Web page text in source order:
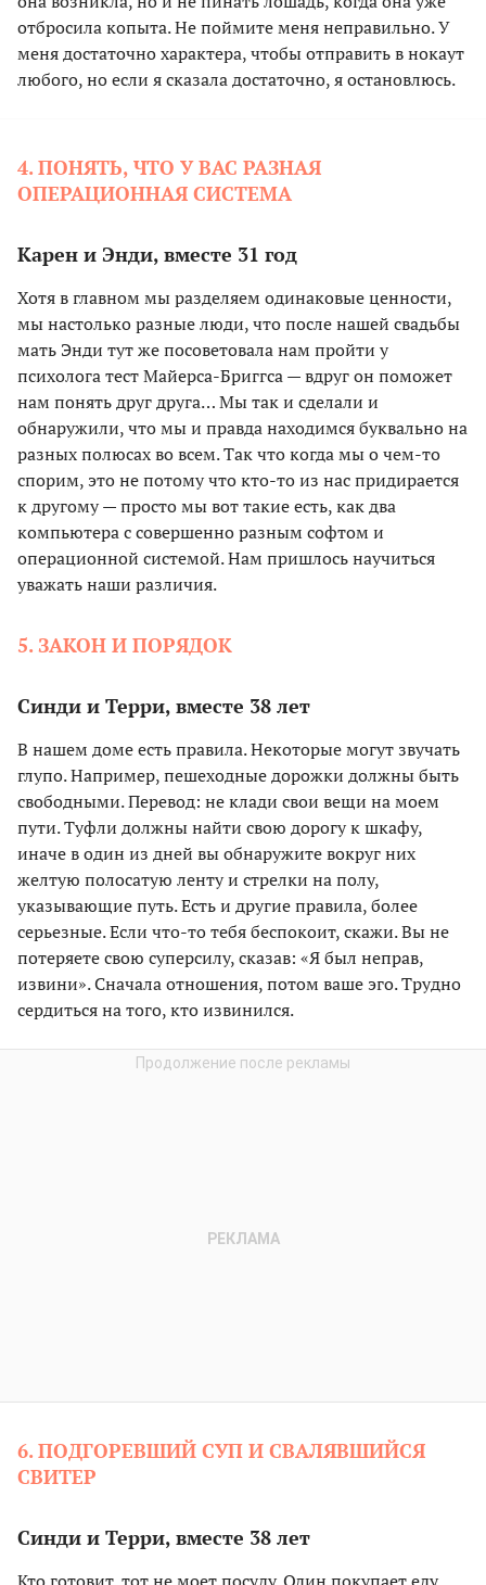
отбросила копыта. Не поймите меня неправильно. У
меня достаточно характера, чтобы отправить в нокаут
любого, но если я сказала достаточно, я остановлюсь.
4. ПОНЯТЬ, ЧТО У ВАС РАЗНАЯ
ОПЕРАЦИОННАЯ СИСТЕМА
Карен и Энди, вместе 31 год
Хотя в главном мы разделяем одинаковые ценности,
мы настолько разные люди, что после нашей свадьбы
мать Энди тут же посоветовала нам пройти у
психолога тест Майерса-Бриггса — вдруг он поможет
нам понять друг друга… Мы так и сделали и
обнаружили, что мы и правда находимся буквально на
разных полюсах во всем. Так что когда мы о чем-то
спорим, это не потому что кто-то из нас придирается
к другому — просто мы вот такие есть, как два
компьютера с совершенно разным софтом и
операционной системой. Нам пришлось научиться
уважать наши различия.
5. ЗАКОН И ПОРЯДОК
Синди и Терри, вместе 38 лет
В нашем доме есть правила. Некоторые могут звучать
глупо. Например, пешеходные дорожки должны быть
свободными. Перевод: не клади свои вещи на моем
пути. Туфли должны найти свою дорогу к шкафу,
иначе в один из дней вы обнаружите вокруг них
желтую полосатую ленту и стрелки на полу,
указывающие путь. Есть и другие правила, более
серьезные. Если что-то тебя беспокоит, скажи. Вы не
потеряете свою суперсилу, сказав: «Я был неправ,
извини». Сначала отношения, потом ваше эго. Трудно
сердиться на того, кто извинился.
6. ПОДГОРЕВШИЙ СУП И СВАЛЯВШИЙСЯ
СВИТЕР
Синди и Терри, вместе 38 лет